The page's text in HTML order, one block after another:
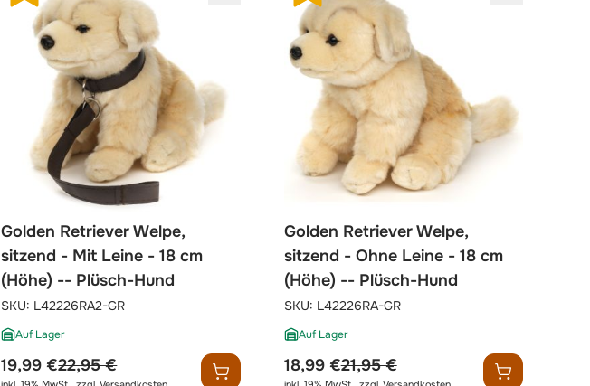
Golden Retriever Welpe,
sitzend - Mit Leine - 18 cm
(Höhe) -- Plüsch-Hund
SKU: L42226RA2-GR
sonderpreis
19,99 €regulärer preis
22,95 €
Auf Lager
Golden Retriever Welpe,
sitzend - Ohne Leine - 18 cm
(Höhe) -- Plüsch-Hund
SKU: L42226RA-GR
sonderpreis
18,99 €regulärer preis
21,95 €
Auf Lager